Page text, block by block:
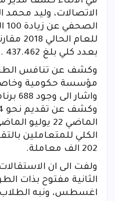
الاتصالات، وليد محمد
للعام
بعدد كلي بلغ 437.462 .
مؤسسة حكومية وخاصة
واشار
الماضي 22
الكلي للمتعاملين
202 الف معاملة.
ولفت الى ان
الثانية مفتوح بذات
اغسطس، ونبه الطلاب